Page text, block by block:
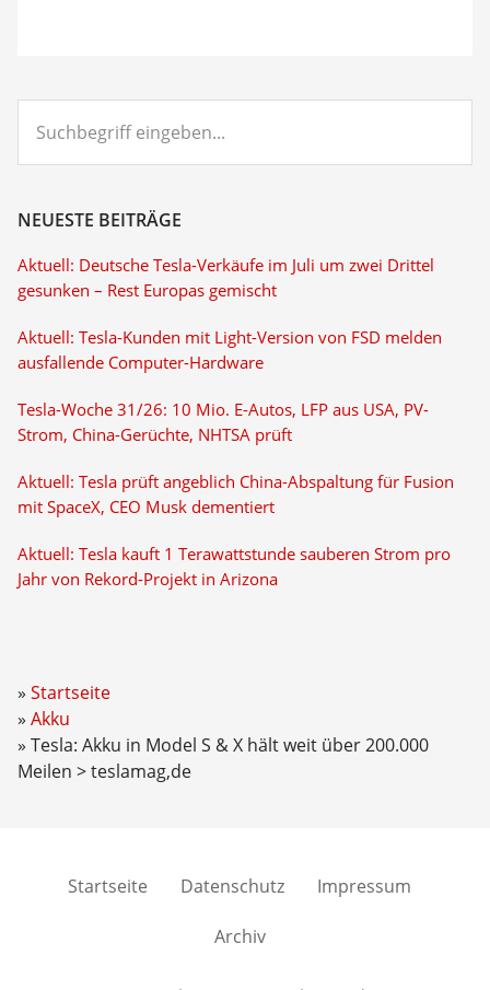
eingeben...
NEUESTE BEITRÄGE
Aktuell: Deutsche Tesla-Verkäufe im Juli um zwei Drittel
gesunken – Rest Europas gemischt
Aktuell: Tesla-Kunden mit Light-Version von FSD melden
ausfallende Computer-Hardware
Tesla-Woche 31/26: 10 Mio. E-Autos, LFP aus USA, PV-
Strom, China-Gerüchte, NHTSA prüft
Aktuell: Tesla prüft angeblich China-Abspaltung für Fusion
mit SpaceX, CEO Musk dementiert
Aktuell: Tesla kauft 1 Terawattstunde sauberen Strom pro
Jahr von Rekord-Projekt in Arizona
Startseite
Akku
Tesla: Akku in Model S & X hält weit über 200.000
Meilen > teslamag,de
Startseite Datenschutz Impressum
Archiv